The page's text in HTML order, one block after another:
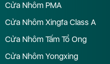
Cửa Nhôm PMA
Cửa Nhôm Xingfa Class A
Cửa Nhôm Tấm Tổ Ong
Cửa Nhôm Yongxing